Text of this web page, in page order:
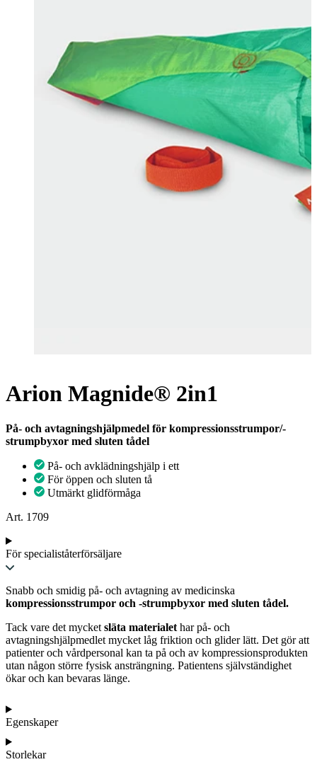
Arion Magnide® 2in1
På- och avtagningshjälpmedel för kompressionsstrumpor/-
strumpbyxor med sluten tådel
På- och avklädningshjälp i ett
För öppen och sluten tå
Utmärkt glidförmåga
Art. 1709
För specialiståterförsäljare
Snabb och smidig på- och avtagning av medicinska
kompressionsstrumpor och -strumpbyxor med sluten tådel.
Tack vare det mycket släta materialet har på- och
avtagningshjälpmedlet mycket låg friktion och glider lätt. Det gör att
patienter och vårdpersonal kan ta på och av kompressionsprodukten
utan någon större fysisk ansträngning. Patientens självständighet
ökar och kan bevaras länge.
Egenskaper
Storlekar